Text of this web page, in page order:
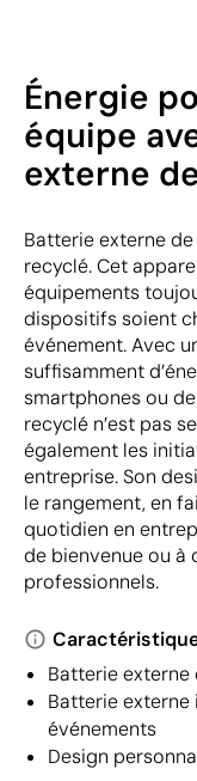
Énergie
équipe
externe
Batterie externe
recyclé. Cet
équipements
dispositifs soient
événement. Avec
suffisamment
smartphones ou
recyclé n’est pas
également les
entreprise. Son
le rangement, en
quotidien en
de bienvenue ou à
professionnels.
Batterie externe
Batterie externe
événements
Design